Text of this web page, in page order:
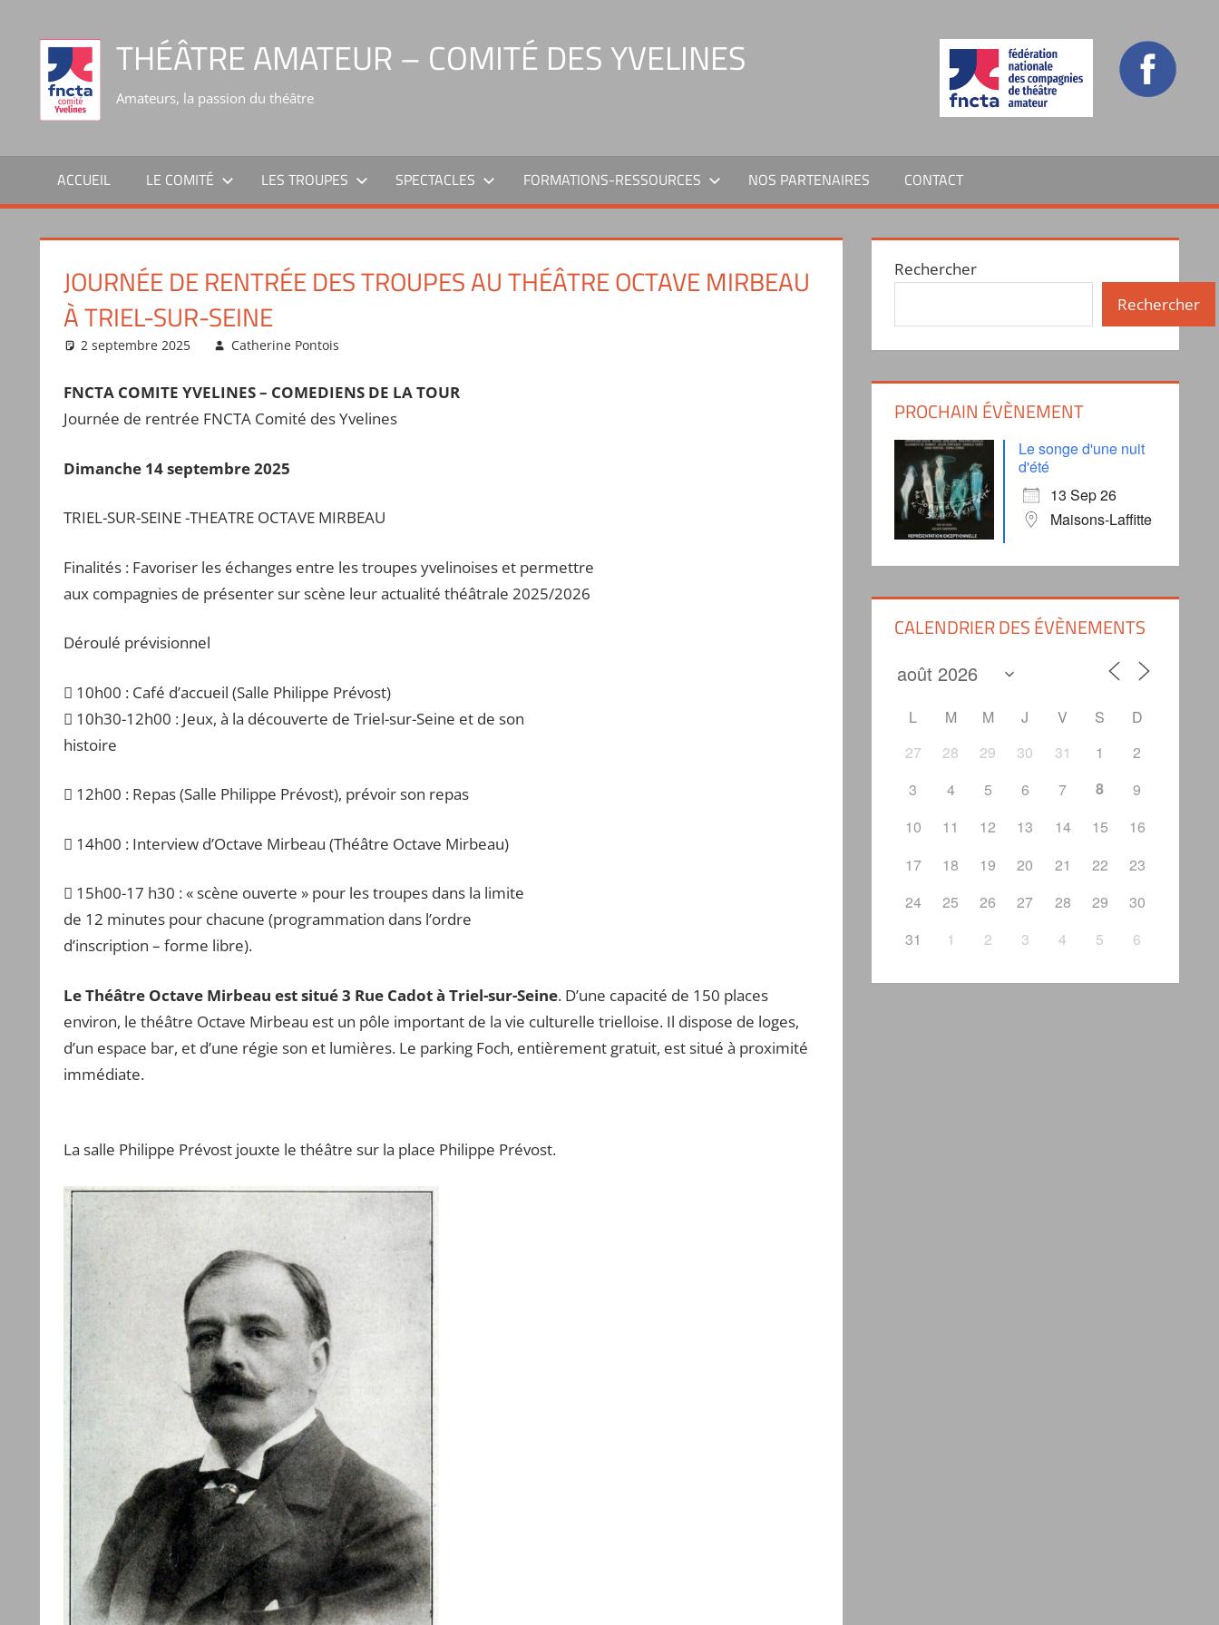
THÉÂTRE AMATEUR – COMITÉ DES YVELINES
Amateurs, la passion du théâtre
ACCUEIL LE COMITÉ LES TROUPES SPECTACLES FORMATIONS-RESSOURCES NOS PARTENAIRES CONTACT
JOURNÉE DE RENTRÉE DES TROUPES AU THÉÂTRE OCTAVE MIRBEAU
À TRIEL-SUR-SEINE
2 septembre 2025 Catherine Pontois
FNCTA COMITE YVELINES – COMEDIENS DE LA TOUR
Journée de rentrée FNCTA Comité des Yvelines
Dimanche 14 septembre 2025
TRIEL-SUR-SEINE -THEATRE OCTAVE MIRBEAU
Finalités : Favoriser les échanges entre les troupes yvelinoises et permettre
aux compagnies de présenter sur scène leur actualité théâtrale 2025/2026
Déroulé prévisionnel
 10h00 : Café d’accueil (Salle Philippe Prévost)
 10h30-12h00 : Jeux, à la découverte de Triel-sur-Seine et de son
histoire
 12h00 : Repas (Salle Philippe Prévost), prévoir son repas
 14h00 : Interview d’Octave Mirbeau (Théâtre Octave Mirbeau)
 15h00-17 h30 : « scène ouverte » pour les troupes dans la limite
de 12 minutes pour chacune (programmation dans l’ordre
d’inscription – forme libre).
Le Théâtre Octave Mirbeau est situé 3 Rue Cadot à Triel-sur-Seine. D’une capacité de 150 places
environ, le théâtre Octave Mirbeau est un pôle important de la vie culturelle trielloise. Il dispose de loges,
d’un espace bar, et d’une régie son et lumières. Le parking Foch, entièrement gratuit, est situé à proximité
immédiate.
La salle Philippe Prévost jouxte le théâtre sur la place Philippe Prévost.
Rechercher
Rechercher
PROCHAIN ÉVÈNEMENT
Le songe d'une nuit
d'été
13 Sep 26
Maisons-Laffitte
CALENDRIER DES ÉVÈNEMENTS
L M M J V S
D
27
28 29 30 31 1
2
3
4 5 6 7 8
9
10
11 12 13 14 15
16
17
18 19 20 21 22
23
24
25 26 27 28 29
30
31
1 2 3 4 5 6